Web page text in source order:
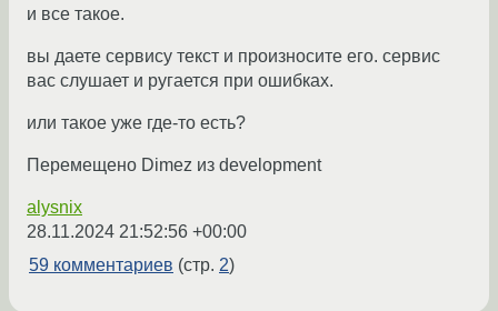
и все такое.
вы даете сервису текст и произносите его. сервис
вас слушает и ругается при ошибках.
или такое уже где-то есть?
Перемещено Dimez из development
alysnix
28.11.2024 21:52:56 +00:00
59 комментариев (стр. 2)